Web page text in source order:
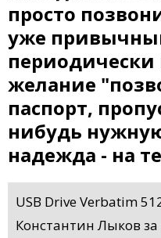
просто
уже
периодически
желание
паспорт,
нибудь
надежда - на
USB Drive Verbatim
Константин Лыков